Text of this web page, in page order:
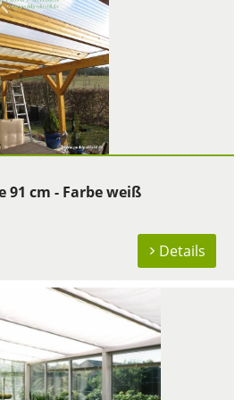
91 cm - Farbe weiß
Details